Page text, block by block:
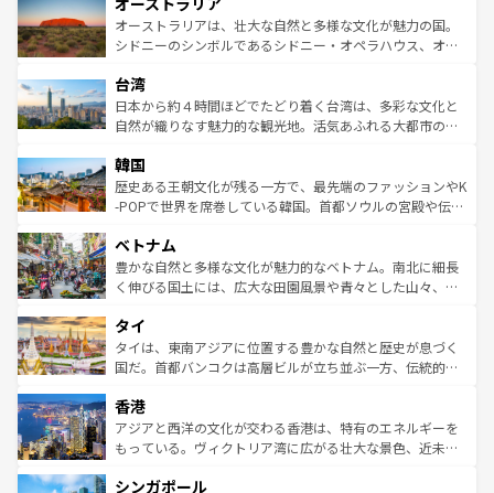
文化が魅力。旅行者はアメリカの各地域で異なる魅力を楽
しみながら、その多様性と豊かな歴史を感じることができ
ならではの贅沢な旅のスタイルだ。 なお、新着のアメリカ
情報はコンテンツ一覧を参照してほしい。
ワイ島は見逃せない。また、定番の観光地といえばオアフ
島だが、静かな自然を求めるならマウイ島やカウアイ島が
おすすめ。エメラルドグリーンに輝く海をはじめ、豊かな
れるおもてなしの心で訪れる人々を迎えてくれるハワイの
人々、おいしいローカルフードやハワイアンミュージッ
ク、伝統的なフラダンスなど、すべてがハワイの魅力を彩
ワイを、存分に味わってほしい。 なお、新着のハワイ情報
はコンテンツ一覧を参照してほしい。
オーストラリアは、壮大な自然と多様な文化が魅力の国。
シドニーのシンボルであるシドニー・オペラハウス、オー
リアリーフや大陸中央部にそびえるウルル（エアーズロッ
ク）、タスマニアの美しい原生林やケアンズの熱帯雨林な
ど、見どころがたくさん。また、カフェやワイン、オージ
いる。アクティビティも充実しており、サーフィンやダイ
ビング、ハイキングなど、アウトドア好きにはたまらな
い。オーストラリアの多彩な魅力を存分に味わいつくそ
参照してほしい。
台湾
日本から約４時間ほどでたどり着く台湾は、多彩な文化と
自然が織りなす魅力的な観光地。活気あふれる大都市の台
ン）、静ひつな山岳地帯である台湾東部など、都市の喧騒
と山間の静けさが共存しており、訪れる人に新しい発見と
驚きをもたらしてくれる。また、奥深い台湾の食文化も魅
容にもいいと評判のスイーツなど、バラエティ豊かな料理
が味わえる。 なお、新着の台湾情報は コンテンツ一覧を参
照してほしい。
韓国
歴史ある王朝文化が残る一方で、最先端のファッションやK
-POPで世界を席巻している韓国。首都ソウルの宮殿や伝統
き、地方に足を延ばせば四季折々の自然美を楽しむことが
できる。そして、キムチや焼肉、絶品のストリートフード
まで、さまざまな韓国料理が待っている。夜には、韓国な
リティに包まれながら、韓国の多彩な魅力を心ゆくまで味
わってみてほしい。 なお、新着の韓国情報はコンテンツ一
覧を参照してほしい。
ベトナム
豊かな自然と多様な文化が魅力的なベトナム。南北に細長
く伸びる国土には、広大な田園風景や青々とした山々、世
急速な発展と共に伝統が息づく。ハノイの古い町並みやホ
ーチミン市のフランス統治時代の建物も、独特の雰囲気を
醸し出している。また、バラエティの豊かさとおいしさで
とつ。フォーやバインミー、ベトナムコーヒーなどは、ぜ
ひ現地で味わいたい。どの地域を訪れてもあたたかい人々
が旅行者を迎えてくれるので、きっと忘れられない旅にな
参照してほしい。
タイ
タイは、東南アジアに位置する豊かな自然と歴史が息づく
国だ。首都バンコクは高層ビルが立ち並ぶ一方、伝統的な
の活気が交差している。北部ではチェンマイなどの山岳地
帯で自然と触れ合い、南部ではプーケットやクラビの美し
いビーチでリゾート気分を楽しむことができる。タイ料理
激する。気候は一年中温暖で、どの季節にも異なる楽しみ
香港
アジアと西洋の文化が交わる香港は、特有のエネルギーを
もっている。ヴィクトリア湾に広がる壮大な景色、近未来
み、どこを訪れても感動するはず。観光スポットが密集し
シンガポール